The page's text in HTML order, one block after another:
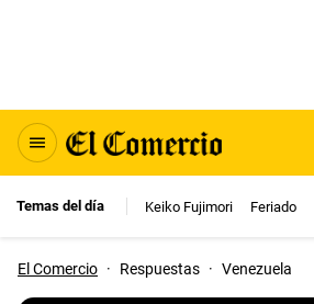
Temas del día Keiko Fujimori Feriado
El Comercio · Respuestas · Venezuela